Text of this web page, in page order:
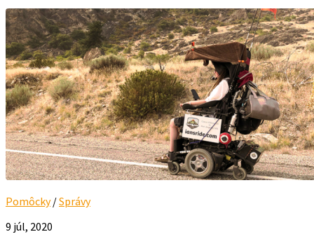
Pomôcky/Správy
9 júl, 2020